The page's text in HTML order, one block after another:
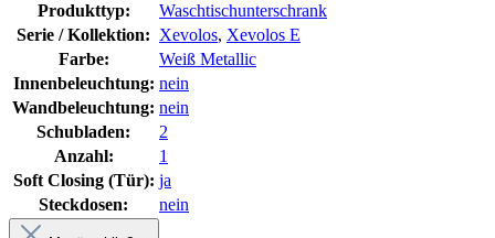
Produkttyp:
Waschtischunterschrank
Serie / Kollektion: Xevolos, Xevolos E
Farbe:
Weiß Metallic
Innenbeleuchtung: nein
Wandbeleuchtung: nein
Schubladen:
2
Anzahl:
1
Soft Closing (Tür): ja
Steckdosen:
nein